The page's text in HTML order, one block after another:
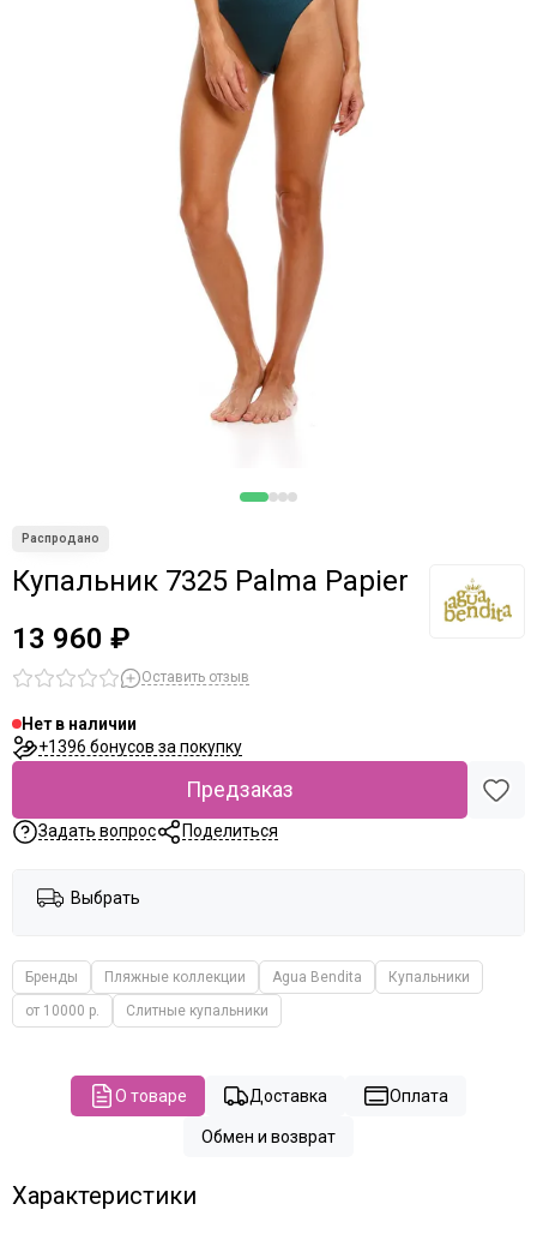
Купальник 7325 Palma Papier
13 960 ₽
Оставить отзыв
Нет в наличии
+1396 бонусов за покупку
Предзаказ
Задать вопрос Поделиться
Выбрать
Бренды Пляжные коллекции Agua Bendita
Купальники
от 10000 р.
Слитные купальники
О товаре Доставка Оплата
Обмен и возврат
Характеристики